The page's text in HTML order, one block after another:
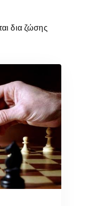
δια ζώσης